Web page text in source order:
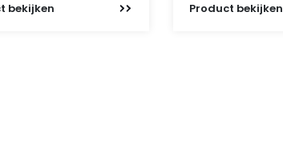
bekijken Product bekijken